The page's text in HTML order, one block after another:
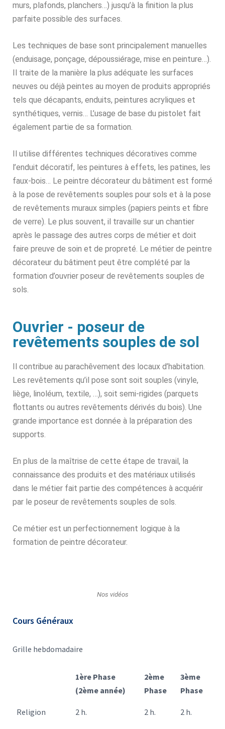
murs, plafonds, planchers…) jusqu’à la finition la plus
parfaite possible des surfaces.
Les techniques de base sont principalement manuelles
(enduisage, ponçage, dépoussiérage, mise en peinture…).
Il traite de la manière la plus adéquate les surfaces
neuves ou déjà peintes au moyen de produits appropriés
tels que décapants, enduits, peintures acryliques et
synthétiques, vernis… L’usage de base du pistolet fait
également partie de sa formation.
Il utilise différentes techniques décoratives comme
l’enduit décoratif, les peintures à effets, les patines, les
faux-bois… Le peintre décorateur du bâtiment est formé
à la pose de revêtements souples pour sols et à la pose
de revêtements muraux simples (papiers peints et fibre
de verre). Le plus souvent, il travaille sur un chantier
après le passage des autres corps de métier et doit
faire preuve de soin et de propreté. Le métier de peintre
décorateur du bâtiment peut être complété par la
formation d’ouvrier poseur de revêtements souples de
sols.
Ouvrier - poseur de
revêtements souples de sol
Il contribue au parachêvement des locaux d’habitation.
Les revêtements qu’il pose sont soit souples (vinyle,
liège, linoléum, textile, …), soit semi-rigides (parquets
flottants ou autres revêtements dérivés du bois). Une
grande importance est donnée à la préparation des
supports.
En plus de la maîtrise de cette étape de travail, la
connaissance des produits et des matériaux utilisés
dans le métier fait partie des compétences à acquérir
par le poseur de revêtements souples de sols.
Ce métier est un perfectionnement logique à la
formation de peintre décorateur.
Nos vidéos
Cours Généraux
Grille hebdomadaire
1ère Phase
(2ème année)
2ème
Phase
3ème
Phase
Religion 2 h. 2 h. 2 h.